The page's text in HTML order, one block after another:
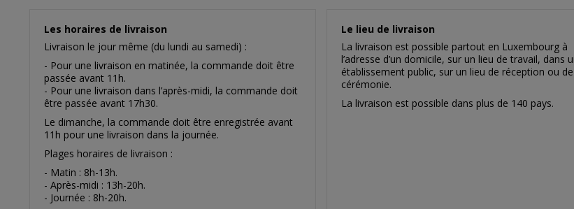
Les horaires de livraison
Livraison le jour même (du lundi au samedi) :
- Pour une livraison en matinée, la commande doit être
passée avant 11h.
- Pour une livraison dans l’après-midi, la commande doit
être passée avant 17h30.
Le dimanche, la commande doit être enregistrée avant
11h pour une livraison dans la journée.
Plages horaires de livraison :
- Matin : 8h-13h.
- Après-midi : 13h-20h.
- Journée : 8h-20h.
Le lieu de livraison
La livraison est possible partout en Luxembourg à
l’adresse d’un domicile, sur un lieu de travail, dans
établissement public, sur un lieu de réception ou de
cérémonie.
La livraison est possible dans plus de 140 pays.